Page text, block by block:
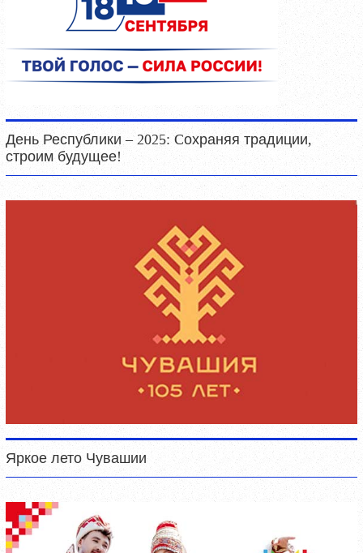
День Республики – 2025: Cохраняя традиции,
строим будущее!
Яркое лето Чувашии